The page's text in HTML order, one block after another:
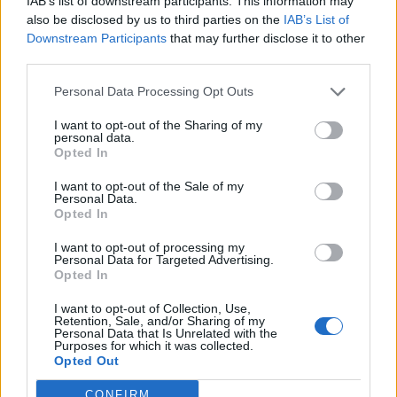
also be disclosed by us to third parties on the IAB’s List of
Downstream Participants that may further disclose it to other
Personal Data Processing Opt Outs
I want to opt-out of the Sharing of my
personal data.
Opted In
I want to opt-out of the Sale of my
Personal Data.
Opted In
I want to opt-out of processing my
Personal Data for Targeted Advertising.
Opted In
I want to opt-out of Collection, Use,
Retention, Sale, and/or Sharing of my
Personal Data that Is Unrelated with the
Purposes for which it was collected.
Opted Out
anvedicommesto:Non è che ti stai preparando per
la grande marcia? Spero per te di no. 😱😱😱
L'ho visto l'altra sera sto film, ti fa passare la voglia di
10 Giugno alle ore 13:23
Giallino56
10 Giugno alle ore 13:28
·Ti stimo ·Rispondi
Dylan2017: Giallino56 no coniglietti,anatre,cigni
2
10 Giugno alle ore 14:06
Giallino56:Dylan2017 vedi che Paola vuole venire a
camminare....😂😂😂se mangiato tt il congelatore 😁
😁